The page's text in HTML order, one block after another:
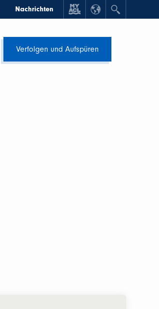
Nachrichten
Verfolgen und Aufspüren